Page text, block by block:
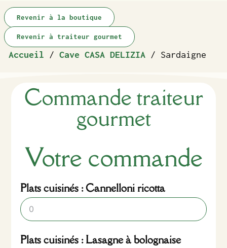
Revenir à la boutique
Revenir à traiteur gourmet
Accueil / Cave CASA DELIZIA / Sardaigne
Commande traiteur
gourmet
Votre commande
Plats cuisinés : Cannelloni ricotta
Plats cuisinés : Lasagne à bolognaise